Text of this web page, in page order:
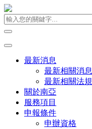
最新消息
最新相關消息
最新相關法規
關於南亞
服務項目
申報條件
申辦資格